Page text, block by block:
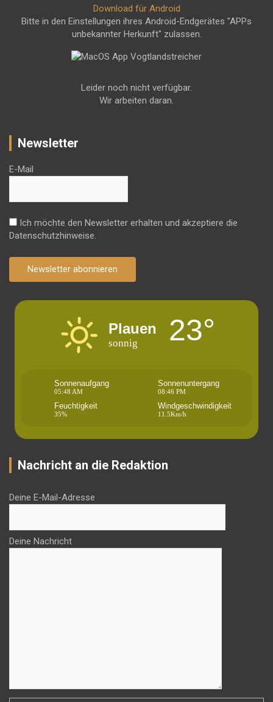
Download für Android
Bitte in den Einstellungen ihres Android-Endgerätes "APPs
unbekannter Herkunft" zulassen.
Leider noch nicht verfügbar.
Wir arbeiten daran.
Newsletter
E-Mail
Ich möchte den Newsletter erhalten und akzeptiere die
Datenschutzhinweise.
Newsletter abonnieren
Plauen
sonnig 23°
Sonnenaufgang
05:48 AM
Sonnenuntergang
08:46 PM
Feuchtigkeit
35%
Windgeschwindigkeit
11.5Km/h
Nachricht an die Redaktion
Deine E-Mail-Adresse
Deine Nachricht